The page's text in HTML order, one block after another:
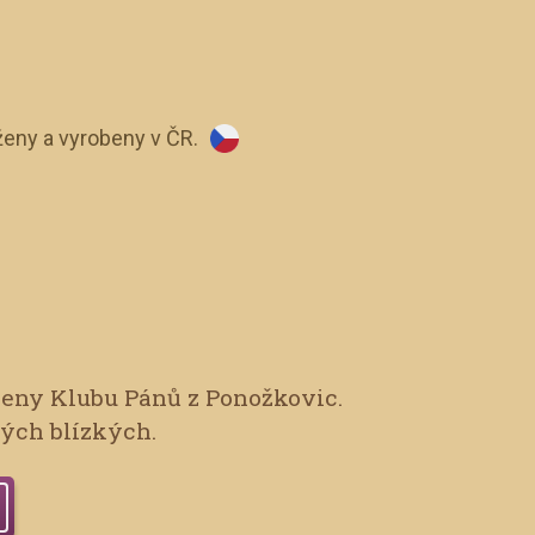
a vyrobeny v ČR.
Klubu Pánů z Ponožkovic.
blízkých.